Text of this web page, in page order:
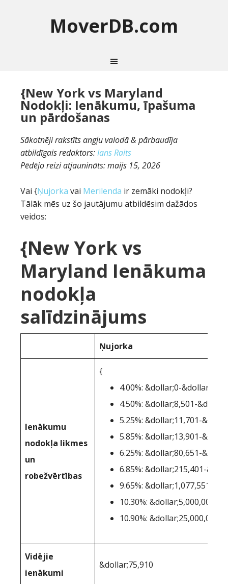
MoverDB.com
{New York vs Maryland
Nodokļi: Ienākumu, īpašuma
un pārdošanas
Sākotnēji rakstīts angļu valodā & pārbaudīja
atbildīgais redaktors:Ians Raits
Pēdējo reizi atjaunināts:maijs 15, 2026
Vai {Ņujorka vai Merilenda ir zemāki nodokļi?
Tālāk mēs uz šo jautājumu atbildēsim dažādos
veidos:
{New York vs
Maryland Ienākuma
nodokļa
salīdzinājums
Ņujorka
Ienākumu
nodokļa likmes
un
robežvērtības
{
4.00%: &dollar;0-
4.50%: &dollar;8,501-
5.25%: &dollar;11,701-
5.85%: &dollar;13,901-
6.25%: &dollar;80,651-
6.85%: &dollar;215,401-
9.65%: &dollar;1,077,551-
10.30%: &dollar;5,000,001-
10.90%: &dollar;25,000,001
Vidējie
ienākumi
&dollar;75,910